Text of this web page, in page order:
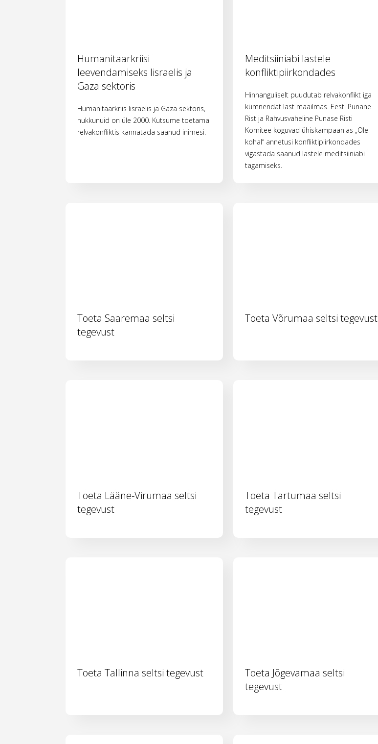
Humanitaarkriisi
leevendamiseks Iisraelis ja
Gaza sektoris
Humanitaarkriis Iisraelis ja Gaza sektoris,
hukkunuid on üle 2000. Kutsume toetama
relvakonfliktis kannatada saanud inimesi.
Meditsiiniabi lastele
konfliktipiirkondades
Hinnanguliselt puudutab relvakonflikt iga
kümnendat last maailmas. Eesti Punane
Rist ja Rahvusvaheline Punase Risti
Komitee koguvad ühiskampaanias „Ole
kohal“ annetusi konfliktipiirkondades
vigastada saanud lastele meditsiiniabi
tagamiseks.
Toeta Saaremaa seltsi
tegevust
Toeta Võrumaa seltsi tegevust
Toeta Lääne-Virumaa seltsi
tegevust
Toeta Tartumaa seltsi
tegevust
Toeta Tallinna seltsi tegevust
Toeta Jõgevamaa seltsi
tegevust